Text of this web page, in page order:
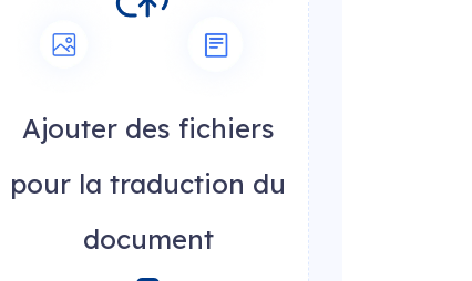
Ajouter des fichiers
pour la traduction du
document